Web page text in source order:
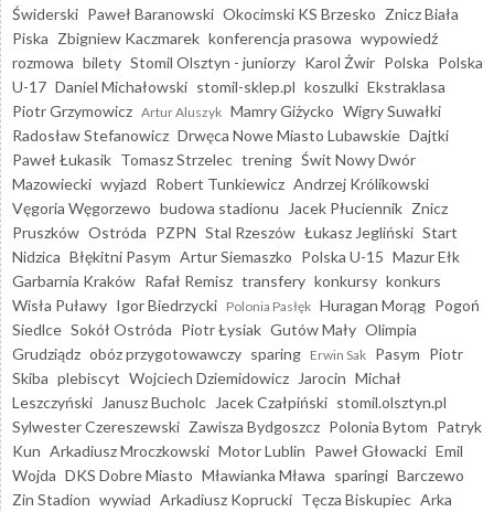
Świderski Paweł Baranowski Okocimski KS Brzesko Znicz Biała
Piska Zbigniew Kaczmarek konferencja prasowa wypowiedź
rozmowa bilety Stomil Olsztyn - juniorzy Karol Żwir Polska Polska
U-17 Daniel Michałowski stomil-sklep.pl koszulki Ekstraklasa
Piotr Grzymowicz Artur Aluszyk Mamry Giżycko Wigry Suwałki
Radosław Stefanowicz Drwęca Nowe Miasto Lubawskie Dajtki
Paweł Łukasik Tomasz Strzelec trening Świt Nowy Dwór
Mazowiecki wyjazd Robert Tunkiewicz Andrzej Królikowski
Vęgoria Węgorzewo budowa stadionu Jacek Płuciennik Znicz
Pruszków Ostróda PZPN Stal Rzeszów Łukasz Jegliński Start
Nidzica Błękitni Pasym Artur Siemaszko Polska U-15 Mazur Ełk
Garbarnia Kraków Rafał Remisz transfery konkursy konkurs
Wisła Puławy Igor Biedrzycki Polonia Pasłęk Huragan Morąg Pogoń
Siedlce Sokół Ostróda Piotr Łysiak Gutów Mały Olimpia
Grudziądz obóz przygotowawczy sparing Erwin Sak Pasym Piotr
Skiba plebiscyt Wojciech Dziemidowicz Jarocin Michał
Leszczyński
Janusz Bucholc Jacek Czałpiński stomil.olsztyn.pl
Sylwester Czereszewski Zawisza Bydgoszcz Polonia Bytom Patryk
Kun Arkadiusz Mroczkowski Motor Lublin Paweł Głowacki Emil
Wojda DKS Dobre Miasto Mławianka Mława sparingi Barczewo
Zin Stadion wywiad Arkadiusz Koprucki Tęcza Biskupiec Arka